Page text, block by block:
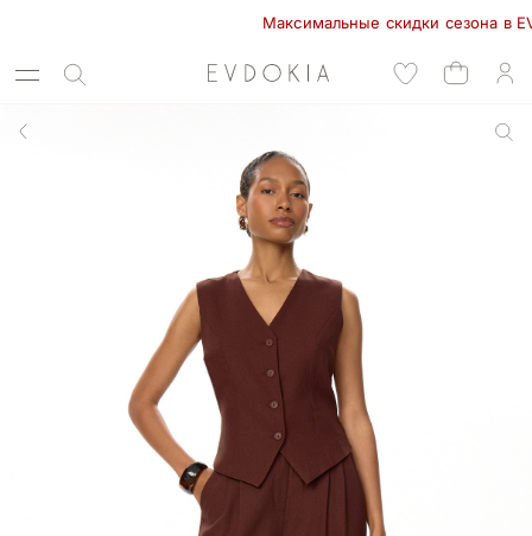
Максимальные скидки сезона в